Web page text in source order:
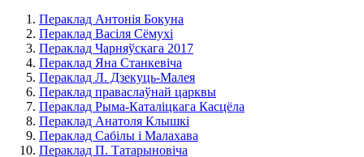
Пераклад Антонія Бокуна
Пераклад Васіля Сёмухі
Пераклад Чарняўскага 2017
Пераклад Яна Станкевіча
Пераклад Л. Дзекуць-Малея
Пераклад праваслаўнай царквы
Пераклад Рыма-Каталіцкага Касцёла
Пераклад Анатоля Клышкi
Пераклад Сабілы і Малахава
Пераклад П. Татарыновіча